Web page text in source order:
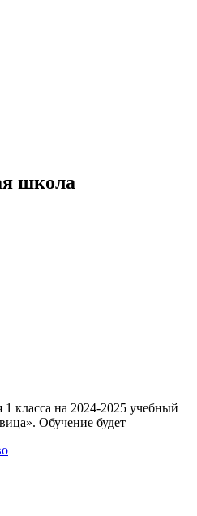
школа
класса на 2024-2025 учебный
Обучение будет